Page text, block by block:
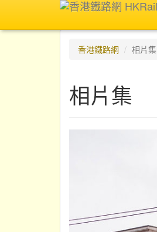
香港鐵路網 相片集
相片集